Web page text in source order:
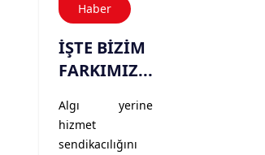
Haber
İŞTE BİZİM
FARKIMIZ...
Algı yerine
hizmet
sendikacılığını